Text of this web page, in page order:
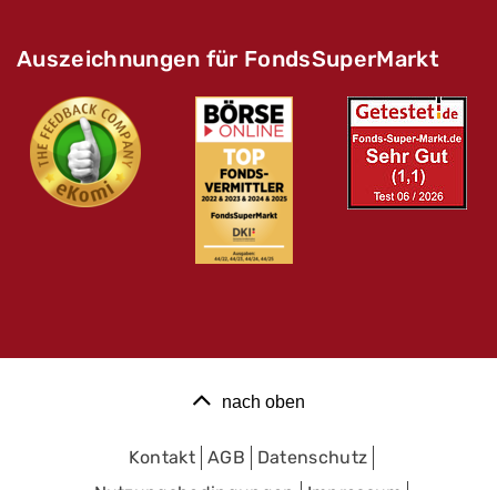
Auszeichnungen für FondsSuperMarkt
nach oben
Kontakt AGB
Datenschutz